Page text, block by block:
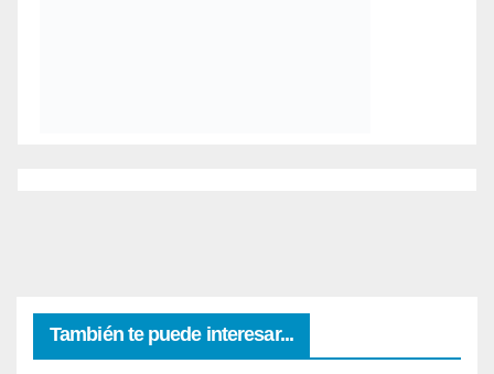
También te puede interesar...